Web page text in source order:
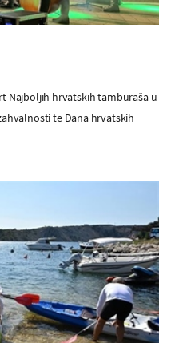
Najboljih hrvatskih tamburaša u
te Dana hrvatskih